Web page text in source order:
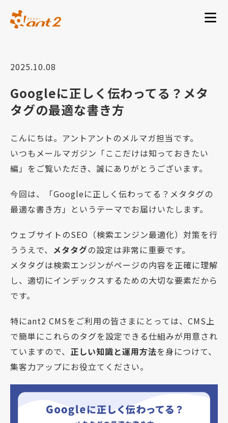
2025.10.08
Googleに正しく伝わってる？メタ
タグの最適な書き方
こんにちは。アントアントのメルマガ担当です。
いつもメールマガジン「ここだけは知っておきたい
編」をご覧いただき、誠にありがとうございます。
今回は、「Googleに正しく伝わってる？メタタグの
最適な書き方」というテーマでお届けいたします。
ウェブサイトのSEO（検索エンジン最適化）対策を行
ううえで、 メタタグの設定は非常に重要です。
メタタグは検索エンジンがページの内容を正確に理解
し、適切にインデックスするための大切な要素だから
です。
特にant2 CMSをご利用の皆さまにとっては、CMS上
で簡単にこれらのタグを設定できる仕組みが用意され
ていますので、 正しい知識と運用方法を身につけて、
集客力アップにお役立てください。